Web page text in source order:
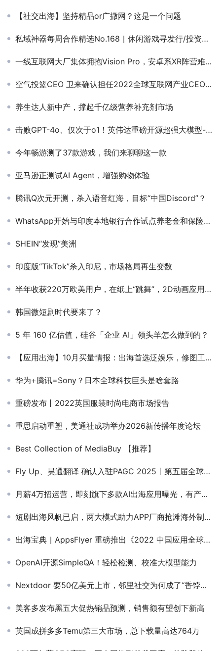
【社交出海】坚持精品or广撒网？这是一个问题
私域神器每周合作精选No.168｜休闲游戏寻发行/投资；肉鸽产品寻独代；需要中东KOL资源；盲盒产品需求东南亚支付
一线互联网大厂集体拥抱Vision Pro，安卓系XR阵营难破局
空气投篮CEO 卫来确认担任2022全球互联网产业CEO大会主峰会圆桌嘉宾
养生达人新中产，撑起千亿级营养补充剂市场
击败GPT-4o、仅次于o1！英伟达重磅开源超强大模型--Nemotron
今年畅游测了37款游戏，我们来聊聊这一款
亚马逊正测试AI Agent，增强购物体验
腾讯Q次元开测，杀入语音红海，目标“中国Discord”？
WhatsApp开始与印度本地银行合作试点养老金和保险等金融服务
SHEIN“发现”美洲
印度版“TikTok”杀入印尼，市场格局再生变数
半年收获220万欧美用户，在纸上“跳舞”，2D动画应用再掀出海热
韩国微短剧时代要来了？
5 年 160 亿估值，硅谷「企业 AI」领头羊怎么做到的？
【应用出海】10月买量情报：出海首选泛娱乐，修图工具、壁纸表情包10月热投
华为+腾讯=Sony？日本全球科技巨头是啥套路
重磅发布丨2022英国服装时尚电商市场报告
重思启动重塑，美通社成功举办2026新传播年度论坛
Best Collection of MediaBuy 【推荐】
Fly Up、昊通翻译 确认入驻PAGC 2025丨第五届全球产品与增长展会！
月薪4万招运营，即刻旗下多款AI出海应用曝光，有产品已积累百万用户
短剧出海风帆已启，两大模式助力APP厂商抢滩海外制胜全球
出海宝典｜AppsFlyer 重磅推出《2022 中国应用全球化趋势洞察报告》
OpenAI开源SimpleQA！轻松检测、校准大模型能力
Nextdoor 要50亿美元上市，邻里社交为何成了“香饽饽”？
美客多发布黑五大促热销品预测，销售额有望创下新高
英国成拼多多Temu第三大市场，总下载量高达764万